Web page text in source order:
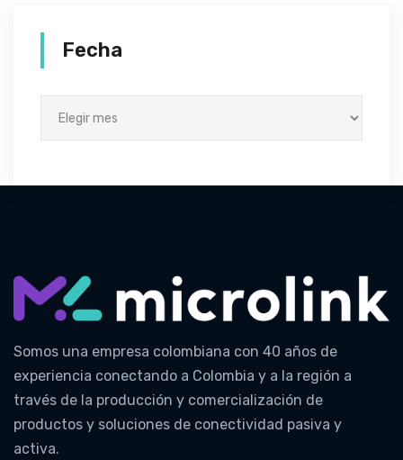
Fecha
Somos una empresa colombiana con 40 años de
experiencia conectando a Colombia y a la región a
través de la producción y comercialización de
productos y soluciones de conectividad pasiva y
activa.